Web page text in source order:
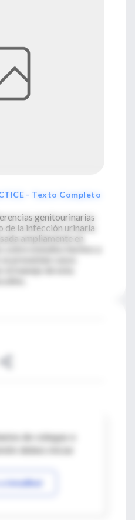
- Texto Completo
genitourinarias
de la infección urinaria
ampliamente en
sobre estudios hechos a
de colegas o
IntraMed